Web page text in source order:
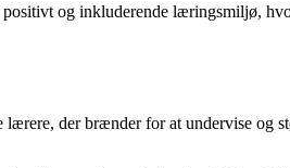
og inkluderende læringsmiljø,
der brænder for at undervise og